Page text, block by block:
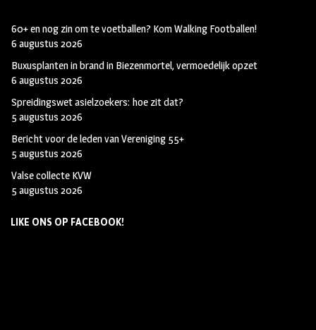
60+ en nog zin om te voetballen? Kom Walking Footballen!
6 augustus 2026
Buxusplanten in brand in Biezenmortel, vermoedelijk opzet
6 augustus 2026
Spreidingswet asielzoekers: hoe zit dat?
5 augustus 2026
Bericht voor de leden van Vereniging 55+
5 augustus 2026
Valse collecte KVW
5 augustus 2026
LIKE ONS OP FACEBOOK!